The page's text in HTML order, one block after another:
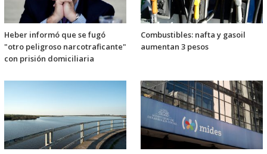
Heber informó que se fugó
"otro peligroso narcotraficante"
con prisión domiciliaria
Combustibles: nafta y gasoil
aumentan 3 pesos